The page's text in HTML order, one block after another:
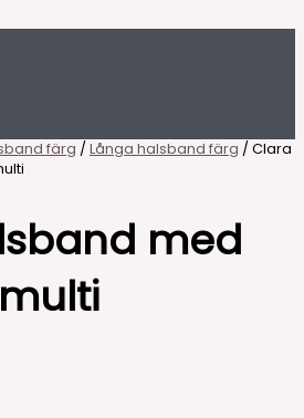
färg / Långa halsband färg / Clara
med